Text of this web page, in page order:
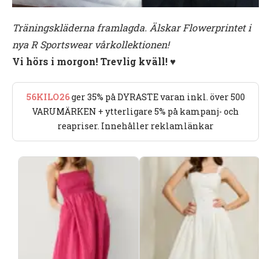
Träningskläderna framlagda. Älskar Flowerprintet i
nya R Sportswear vårkollektionen!
Vi hörs i morgon! Trevlig kväll! ♥︎
56KILO26ger 35% på DYRASTE varan inkl. över 500
VARUMÄRKEN + ytterligare 5% på kampanj- och
reapriser. Innehåller reklamlänkar